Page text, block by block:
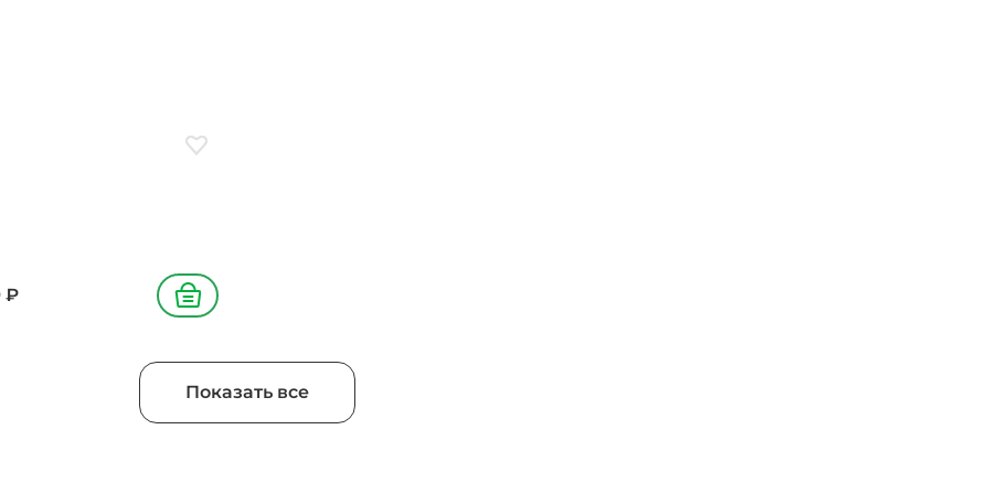
Добавить в избранное
₽ В корзину
Показать все